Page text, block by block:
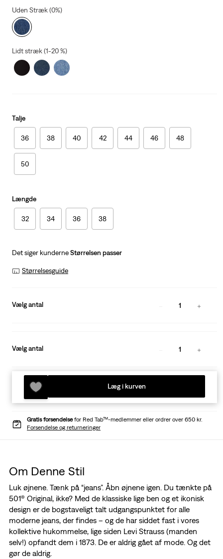
Uden Stræk (0%)
Lidt stræk (1-20 %)
Talje
36 38 40 42 44 46 48
50
Længde
32 34 36 38
Det siger kunderneStørrelsen passer
Størrelsesguide
Vælg antal 1
Vælg antal 1
Læg i kurven
Gratis forsendelsefor Red Tab™-medlemmer eller ordrer over 650 kr.
Forsendelse og returneringer
Om Denne Stil
Luk øjnene. Tænk på “jeans”. Åbn øjnene igen. Du tænkte på
501® Original, ikke? Med de klassiske lige ben og et ikonisk
design er de bogstaveligt talt udgangspunktet for alle
moderne jeans, der findes – og de har siddet fast i vores
kollektive hukommelse, lige siden Levi Strauss (manden
selv!) opfandt dem i 1873. De er aldrig gået af mode. Og det
gør de aldrig.